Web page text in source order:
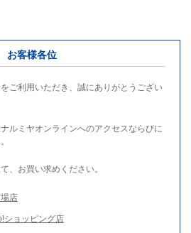
お客様各位
ご利用いただき、誠にありがとうござい
ルミヤオンラインへのアクセスならびに
、お買い求めください。
店
ショッピング店